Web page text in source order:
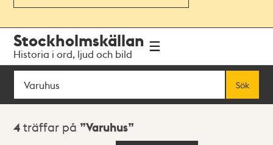
navigationen
huvudinnehållet
Stockholmskällan
Historia i ord, ljud och bild
Sök
Sök
Sökresultat
4 träffar på Varuhus